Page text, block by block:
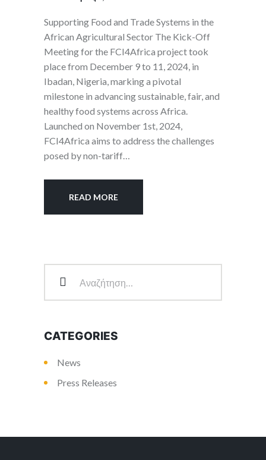
Supporting Food and Trade Systems in the
African Agricultural Sector The Kick-Off
Meeting for the FCI4Africa project took
place from December 9 to 11, 2024, in
Ibadan, Nigeria, marking a pivotal
milestone in advancing sustainable, fair, and
healthy food systems across Africa.
Launched on November 1st, 2024,
FCI4Africa aims to address the challenges
posed by non-tariff…
READ MORE
CATEGORIES
News
Press Releases